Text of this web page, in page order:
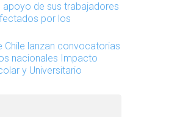
apoyo de sus trabajadores
por los
Chile lanzan convocatorias
nacionales Impacto
y Universitario